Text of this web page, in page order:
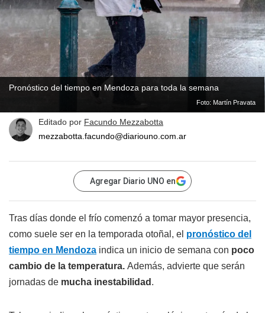
Pronóstico del tiempo en Mendoza para toda la semana
Foto: Martín Pravata
Editado por Facundo Mezzabotta
mezzabotta.facundo@diariouno.com.ar
Agregar Diario UNO en
Tras días donde el frío comenzó a tomar mayor presencia,
como suele ser en la temporada otoñal, el pronóstico del
tiempo en Mendoza indica un inicio de semana con poco
cambio de la temperatura. Además, advierte que serán
jornadas de mucha inestabilidad .